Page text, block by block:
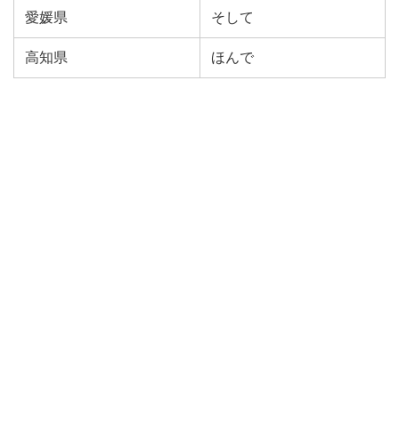
愛媛県 そして
高知県 ほんで